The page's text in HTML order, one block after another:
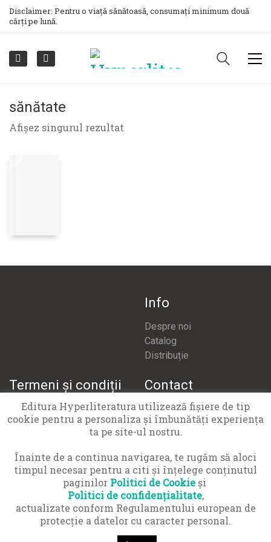
Disclaimer: Pentru o viață sănătoasă, consumați minimum două
cărți pe lună.
sănătate
Afișez singurul rezultat
Info
Despre noi
Catalog
Distribuție
Termeni și condiții
Termeni și condiții
Politică confidențialitate
APCN 021 9551
Contact
office@hyperliteratura.ro
© Copyright 2016-2026 Hyper Cărți SRL · Toate drepturile
Editura Hyperliteratura utilizează fişiere de tip
cookie pentru a personaliza și îmbunătăți experiența
ta pe site-ul nostru.
Înainte de a continua navigarea, te rugăm să aloci
timpul necesar pentru a citi și înțelege conținutul
paginilor Politici de Cookieși
Politici de confidențialitate,
actualizate conform Regulamentului european de
protecţie a datelor cu caracter personal.